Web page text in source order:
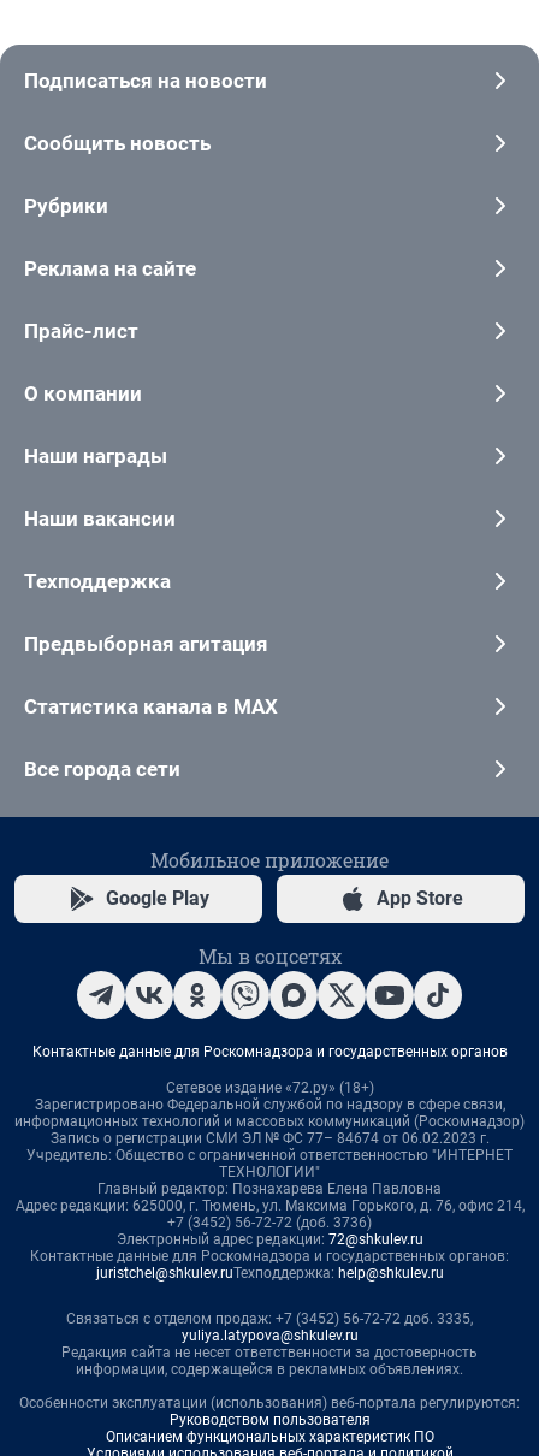
Подписаться на новости
Сообщить новость
Рубрики
Реклама на сайте
Прайс-лист
О компании
Наши награды
Наши вакансии
Техподдержка
Предвыборная агитация
Статистика канала в MAX
Все города сети
Мобильное приложение
Google Play App Store
Мы в соцсетях
Контактные данные для Роскомнадзора и государственных органов
Сетевое издание «72.ру» (18+)
Зарегистрировано Федеральной службой по надзору в сфере связи,
информационных технологий и массовых коммуникаций (Роскомнадзор)
Запись о регистрации СМИ ЭЛ № ФС 77– 84674 от 06.02.2023 г.
Учредитель: Общество с ограниченной ответственностью "ИНТЕРНЕТ
ТЕХНОЛОГИИ"
Главный редактор: Познахарева Елена Павловна
Адрес редакции: 625000, г. Тюмень, ул. Максима Горького, д. 76, офис 214,
+7 (3452) 56-72-72 (доб. 3736)
Электронный адрес редакции: 72@shkulev.ru
Контактные данные для Роскомнадзора и государственных органов:
juristchel@shkulev.ruТехподдержка: help@shkulev.ru
Связаться с отделом продаж: +7 (3452) 56-72-72 доб. 3335,
yuliya.latypova@shkulev.ru
Редакция сайта не несет ответственности за достоверность
информации, содержащейся в рекламных объявлениях.
Особенности эксплуатации (использования) веб-портала регулируются:
Руководством пользователя
Описанием функциональных характеристик ПО